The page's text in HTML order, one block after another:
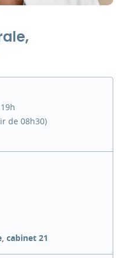
de 08h30)
cabinet 21